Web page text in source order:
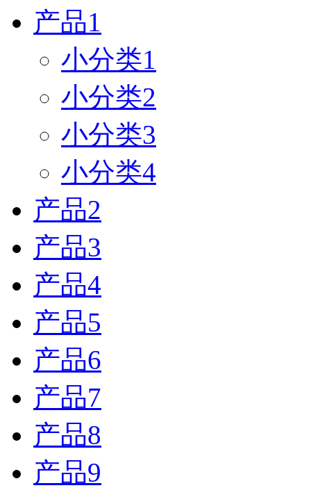
产品1
小分类1
小分类2
小分类3
小分类4
产品2
产品3
产品4
产品5
产品6
产品7
产品8
产品9